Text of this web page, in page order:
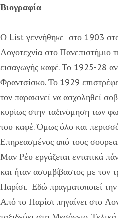
Βιογραφία
Ο List γεννήθηκε στο 1903
Λογοτεχνία στο Πανεπιστήμιο
εισαγωγής καφέ. Το 1925-28
Φραντσίσκο. Το 1929
τον παρακινεί να ασχοληθεί
κυρίως στην ταξινόμηση των
του καφέ. Όμως όλο και
Επηρεασμένος από τους
Μαν Ρέυ εργάζεται εντατικά
και ήταν ασυμβίβαστος με τον
Παρίσι. Εδώ πραγματοποιεί την
Από το Παρίσι πηγαίνει στο